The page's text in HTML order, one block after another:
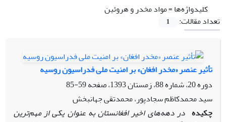
کلیدواژه‌ها =مواد مخدر و هروئین
تعداد مقالات:
1
تأثیر عنصر «مخدر افغان» بر امنیت ملی فدراسیون روسیه
دوره 20، شماره 88، زمستان 1393، صفحه
59-85
سید محمدکاظم سجادپور، محمدتقی جهانبخش
چکیده در دهه‌های اخیر افغانستان به‌ عنوان یکی از مهم‌ترین